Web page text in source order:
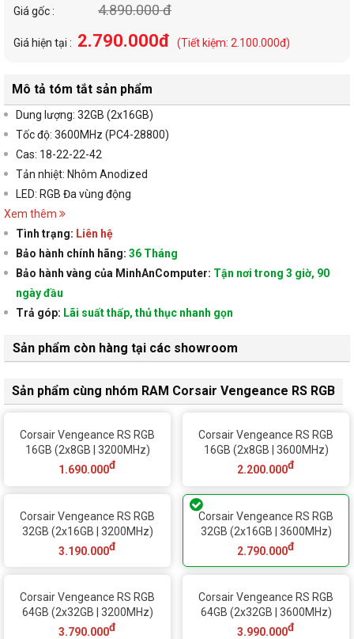
Giá gốc : 4.890.000 đ
Giá hiện tại : 2.790.000đ (Tiết kiệm: 2.100.000đ)
Mô tả tóm tắt sản phẩm
Dung lượng: 32GB (2x16GB)
Tốc độ: 3600MHz (PC4-28800)
Cas: 18-22-22-42
Tản nhiệt: Nhôm Anodized
LED: RGB Đa vùng động
Xem thêm
Tình trạng: Liên hệ
Bảo hành chính hãng: 36 Tháng
Bảo hành vàng của MinhAnComputer: Tận nơi trong 3 giờ, 90
ngày đầu
Trả góp: Lãi suất thấp, thủ thục nhanh gọn
Sản phẩm còn hàng tại các showroom
Sản phẩm cùng nhóm RAM Corsair Vengeance RS RGB
Corsair Vengeance RS RGB
16GB (2x8GB | 3200MHz)
1.690.000đ
Corsair Vengeance RS RGB
16GB (2x8GB | 3600MHz)
2.200.000đ
Corsair Vengeance RS RGB
32GB (2x16GB | 3200MHz)
3.190.000đ
Corsair Vengeance RS RGB
32GB (2x16GB | 3600MHz)
2.790.000đ
Corsair Vengeance RS RGB
64GB (2x32GB | 3200MHz)
3.790.000đ
Corsair Vengeance RS RGB
64GB (2x32GB | 3600MHz)
3.990.000đ